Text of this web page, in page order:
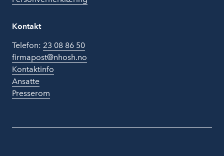
Kontakt
Telefon: 23 08 86 50
firmapost@nhosh.no
Kontaktinfo
Ansatte
Presserom